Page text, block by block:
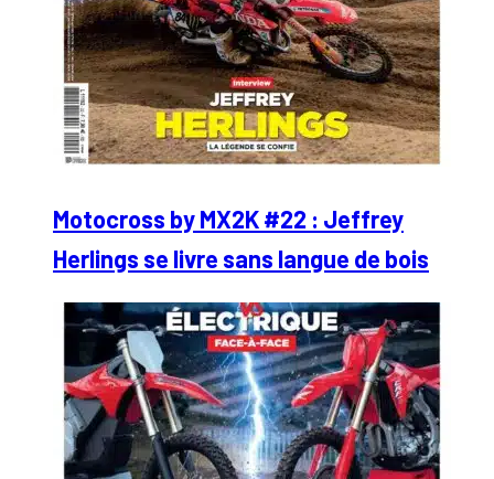
Motocross by MX2K #22 : Jeffrey
Herlings se livre sans langue de bois